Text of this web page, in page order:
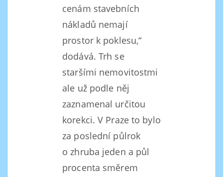
cenám stavebních
nákladů nemají
prostor k poklesu,“
dodává. Trh se
staršími nemovitostmi
ale už podle něj
zaznamenal určitou
korekci. V Praze to bylo
za poslední půlrok
o zhruba jeden a půl
procenta směrem